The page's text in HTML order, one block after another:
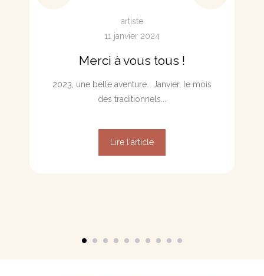
artiste
11 janvier 2024
Merci à vous tous !
2023, une belle aventure… Janvier, le mois
des traditionnels...
Lire l'article